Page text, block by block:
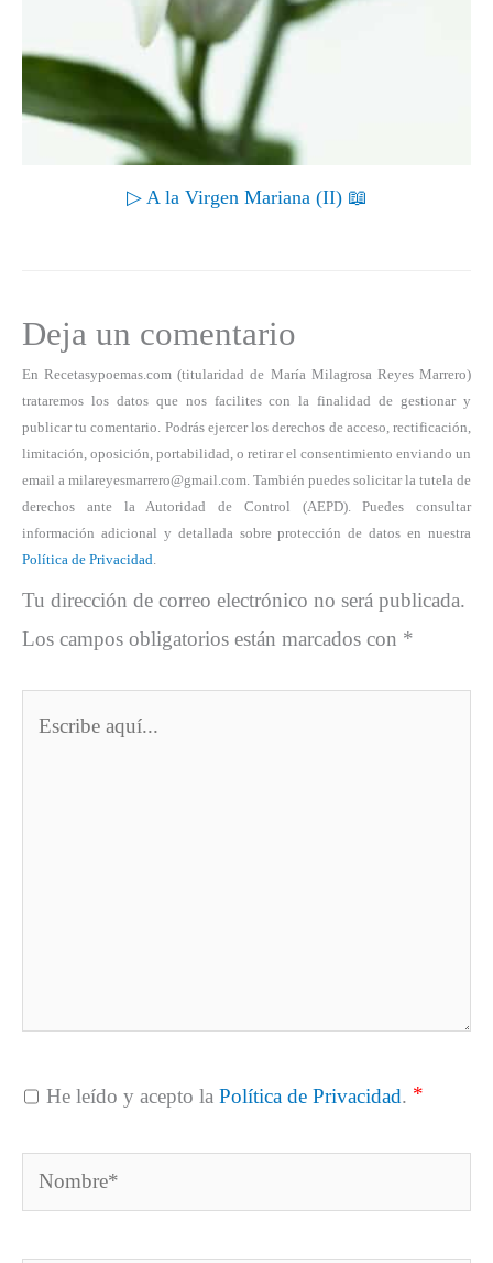
▷ A la Virgen Mariana (II) 📖
Deja un comentario
En Recetasypoemas.com (titularidad de María Milagrosa Reyes Marrero)
trataremos los datos que nos facilites con la finalidad de gestionar y
publicar tu comentario. Podrás ejercer los derechos de acceso, rectificación,
limitación, oposición, portabilidad, o retirar el consentimiento enviando un
email a milareyesmarrero@gmail.com. También puedes solicitar la tutela de
derechos ante la Autoridad de Control (AEPD). Puedes consultar
información adicional y detallada sobre protección de datos en nuestra
Política de Privacidad.
Tu dirección de correo electrónico no será publicada.
Los campos obligatorios están marcados con *
He leído y acepto la Política de Privacidad. *
Nombre*